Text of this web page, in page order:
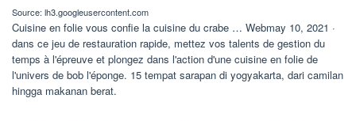
Source: lh3.googleusercontent.com
Cuisine en folie vous confie la cuisine du crabe … Webmay 10, 2021 ·
dans ce jeu de restauration rapide, mettez vos talents de gestion du
temps à l'épreuve et plongez dans l'action d'une cuisine en folie de
l'univers de bob l'éponge. 15 tempat sarapan di yogyakarta, dari camilan
hingga makanan berat.